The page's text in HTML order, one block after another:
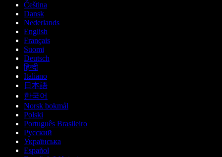
Čeština
Dansk
Nederlands
English
Français
Suomi
Deutsch
हिन्दी
Italiano
日本語
한국어
Norsk bokmål
Polski
Português Brasileiro
Русский
Українська
Español